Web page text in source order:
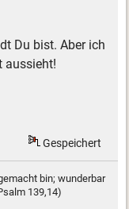
Du bist. Aber ich
aussieht!
Gespeichert
bin; wunderbar
139,14)